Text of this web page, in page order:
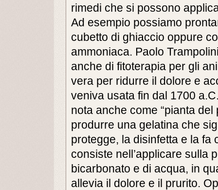
rimedi che si possono
Ad esempio possiamo
cubetto di ghiaccio oppure
ammoniaca. Paolo
anche di fitoterapia per gli
vera per ridurre il dolore e
veniva usata fin dal 1700
nota anche come “pianta
produrre una gelatina che
protegge, la disinfetta e la fa
consiste nell’applicare sulla
bicarbonato e di acqua, in
allevia il dolore e il prurito.